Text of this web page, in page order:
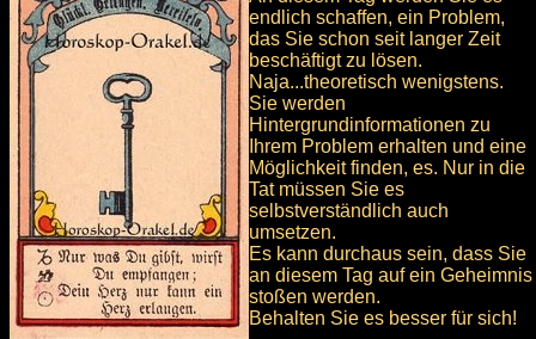
endlich schaffen, ein Problem,
das Sie schon seit langer Zeit
beschäftigt zu lösen.
Naja...theoretisch wenigstens.
Sie werden
Hintergrundinformationen zu
Ihrem Problem erhalten und eine
Möglichkeit finden, es. Nur in die
Tat müssen Sie es
selbstverständlich auch
umsetzen.
Es kann durchaus sein, dass Sie
an diesem Tag auf ein Geheimnis
stoßen werden.
Behalten Sie es besser für sich!